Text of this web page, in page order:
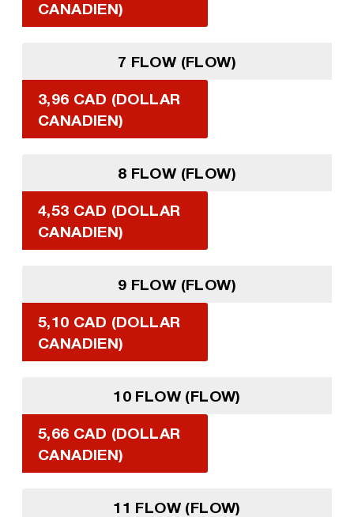
CANADIEN)
7 FLOW (FLOW)
3,96 CAD (DOLLAR
CANADIEN)
8 FLOW (FLOW)
4,53 CAD (DOLLAR
CANADIEN)
9 FLOW (FLOW)
5,10 CAD (DOLLAR
CANADIEN)
10 FLOW (FLOW)
5,66 CAD (DOLLAR
CANADIEN)
11 FLOW (FLOW)